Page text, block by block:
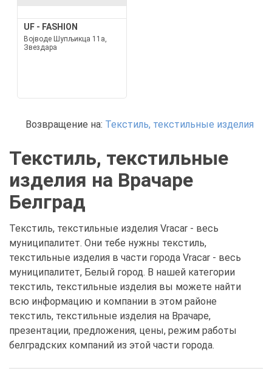
UF - FASHION
Војводе Шупљикца 11а,
Звездара
Возвращение на: Текстиль, текстильные изделия
Текстиль, текстильные
изделия на Врачаре
Белград
Текстиль, текстильные изделия Vracar - весь
муниципалитет. Они тебе нужны текстиль,
текстильные изделия в части города Vracar - весь
муниципалитет, Белый город. В нашей категории
текстиль, текстильные изделия вы можете найти
всю информацию и компании в этом районе
текстиль, текстильные изделия на Врачаре,
презентации, предложения, цены, режим работы
белградских компаний из этой части города.